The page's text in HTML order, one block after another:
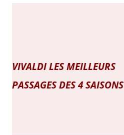
VIVALDI LES MEILLEURS
PASSAGES DES 4 SAISONS